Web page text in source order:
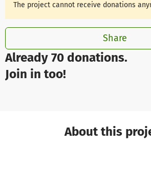
Already 70 donations.
Join in too!
The project cannot receive donations
Share
About this